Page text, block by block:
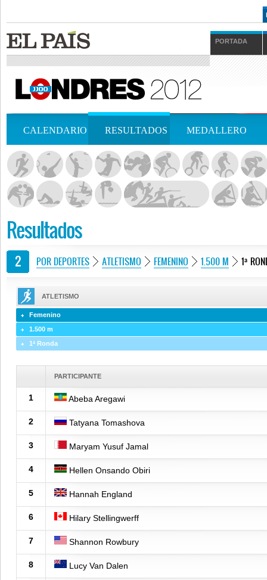
PORTADA
CALENDARIO RESULTADOS MEDALLERO
Resultados
POR DEPORTES ATLETISMO FEMENINO 1.500 M 1ª
ATLETISMO
Femenino
1.500 m
1ª Ronda
PARTICIPANTE
1 Abeba Aregawi
2 Tatyana Tomashova
3 Maryam Yusuf Jamal
4 Hellen Onsando Obiri
5 Hannah England
6 Hilary Stellingwerff
7 Shannon Rowbury
8 Lucy Van Dalen